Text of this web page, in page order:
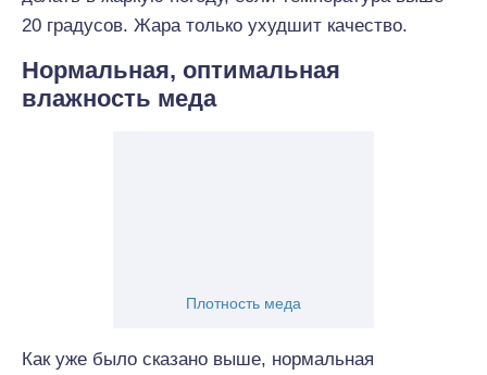
20 градусов. Жара только ухудшит качество.
Нормальная, оптимальная
влажность меда
Плотность меда
Как уже было сказано выше, нормальная